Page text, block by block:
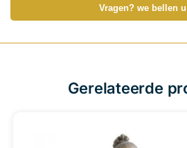
Vragen? we bellen
Gerelateerde